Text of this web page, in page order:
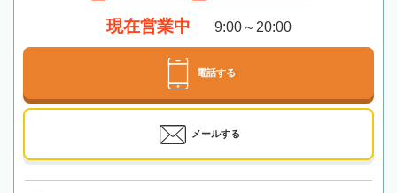
現在営業中 9:00～20:00
電話する
メールする